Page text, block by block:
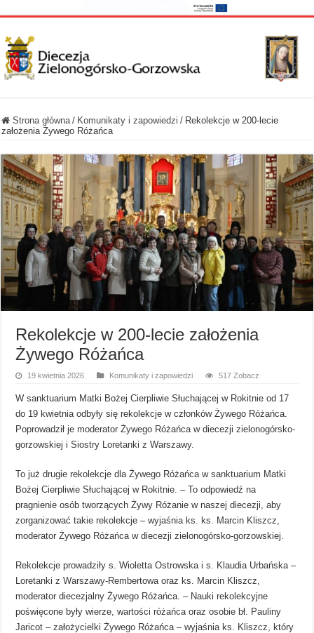
Strona główna / Komunikaty i zapowiedzi / Rekolekcje w 200-lecie
założenia Żywego Różańca
Rekolekcje w 200-lecie założenia
Żywego Różańca
19 kwietnia 2026 Komunikaty i zapowiedzi 517 Zobacz
W sanktuarium Matki Bożej Cierpliwie Słuchającej w Rokitnie od 17
do 19 kwietnia odbyły się rekolekcje w członków Żywego Różańca.
Poprowadził je moderator Żywego Różańca w diecezji zielonogórsko-
gorzowskiej i Siostry Loretanki z Warszawy.
To już drugie rekolekcje dla Żywego Różańca w sanktuarium Matki
Bożej Cierpliwie Słuchającej w Rokitnie. – To odpowiedź na
pragnienie osób tworzących Żywy Różanie w naszej diecezji, aby
zorganizować takie rekolekcje – wyjaśnia ks. ks. Marcin Kliszcz,
moderator Żywego Różańca w diecezji zielonogórsko-gorzowskiej.
Rekolekcje prowadziły s. Wioletta Ostrowska i s. Klaudia Urbańska –
Loretanki z Warszawy-Rembertowa oraz ks. Marcin Kliszcz,
moderator diecezjalny Żywego Różańca. – Nauki rekolekcyjne
poświęcone były wierze, wartości różańca oraz osobie bł. Pauliny
Jaricot – założycielki Żywego Różańca – wyjaśnia ks. Kliszcz, który